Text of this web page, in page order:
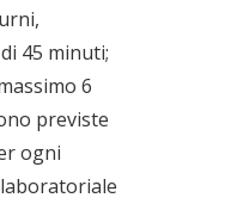
45 minuti;
6
previste
ogni